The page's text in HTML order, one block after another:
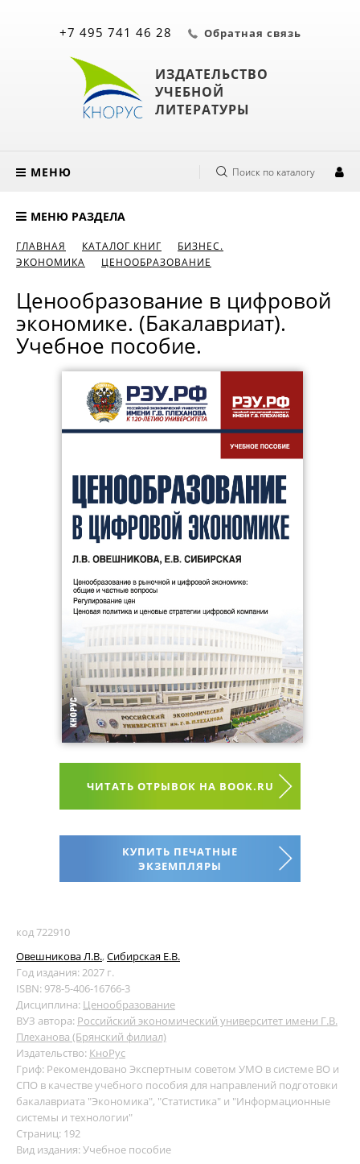
ИЗДАТЕЛЬСТВО
УЧЕБНОЙ
ЛИТЕРАТУРЫ
+7 495 741 46 28 Обратная связь
МЕНЮ Поиск по каталогу
МЕНЮ РАЗДЕЛА
ГЛАВНАЯ КАТАЛОГ КНИГ
БИЗНЕС.
ЭКОНОМИКА
ЦЕНООБРАЗОВАНИЕ
Ценообразование в цифровой
экономике. (Бакалавриат).
Учебное пособие.
ЧИТАТЬ ОТРЫВОК НА BOOK.RU
КУПИТЬ ПЕЧАТНЫЕ
ЭКЗЕМПЛЯРЫ
код 722910
Овешникова Л.В., Сибирская Е.В.
Год издания: 2027 г.
ISBN: 978-5-406-16766-3
Дисциплина: Ценообразование
ВУЗ автора: Российский экономический университет имени Г.В.
Плеханова (Брянский филиал)
Издательство: КноРус
Гриф: Рекомендовано Экспертным советом УМО в системе ВО и
СПО в качестве учебного пособия для направлений подготовки
бакалавриата "Экономика", "Статистика" и "Информационные
системы и технологии"
Страниц: 192
Вид издания: Учебное пособие